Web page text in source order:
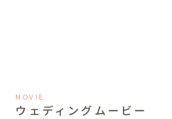
MOVIE
ウェディングムービー